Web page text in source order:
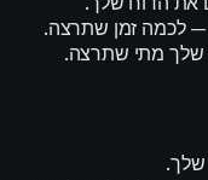
— לכמה זמן שתרצה.
שלך מתי שתרצה.
שלך.